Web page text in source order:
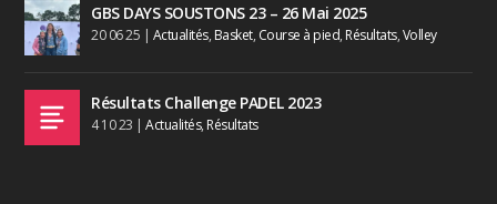
GBS DAYS SOUSTONS 23 – 26 Mai 2025
20 06 25 | Actualités, Basket, Course à pied, Résultats,Volley
Résultats Challenge PADEL 2023
4 10 23 |Actualités, Résultats